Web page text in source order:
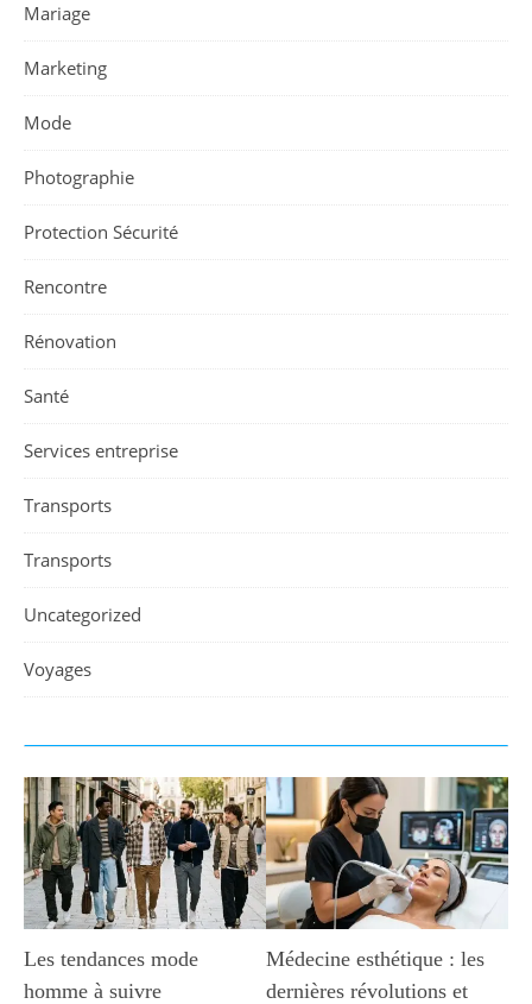
Mariage
Marketing
Mode
Photographie
Protection Sécurité
Rencontre
Rénovation
Santé
Services entreprise
Transports
Transports
Uncategorized
Voyages
Les tendances mode
homme à suivre
Médecine esthétique : les
dernières révolutions et